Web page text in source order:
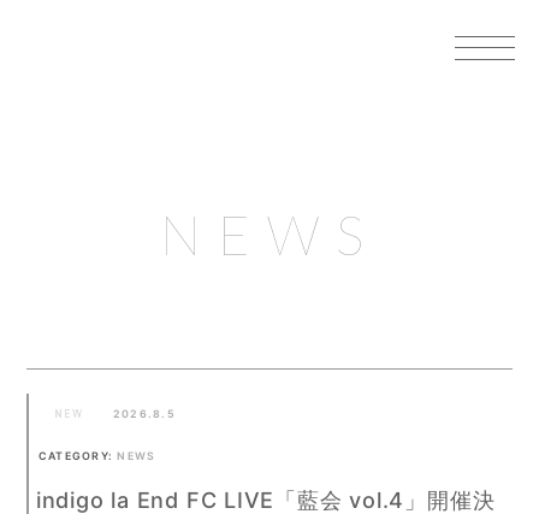
NEWS
2026.8.5
CATEGORY: NEWS
indigo la End FC LIVE「藍会 vol.4」開催決